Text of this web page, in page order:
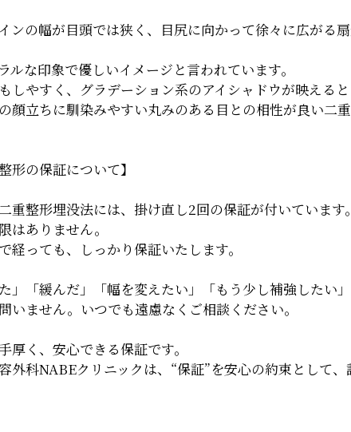
ンの幅が目頭では狭く、目尻に向かって徐々に広がる扇
ルな印象で優しいイメージと言われています。
しやすく、グラデーション系のアイシャドウが映えると
顔立ちに馴染みやすい丸みのある目との相性が良い二重
形の保証について】
重整形埋没法には、掛け直し2回の保証が付いています。
はありません。
経っても、しっかり保証いたします。
た」「緩んだ」「幅を変えたい」「もう少し補強したい」
いません。いつでも遠慮なくご相談ください。
厚く、安心できる保証です。
外科NABEクリニックは、“保証”を安心の約束として、